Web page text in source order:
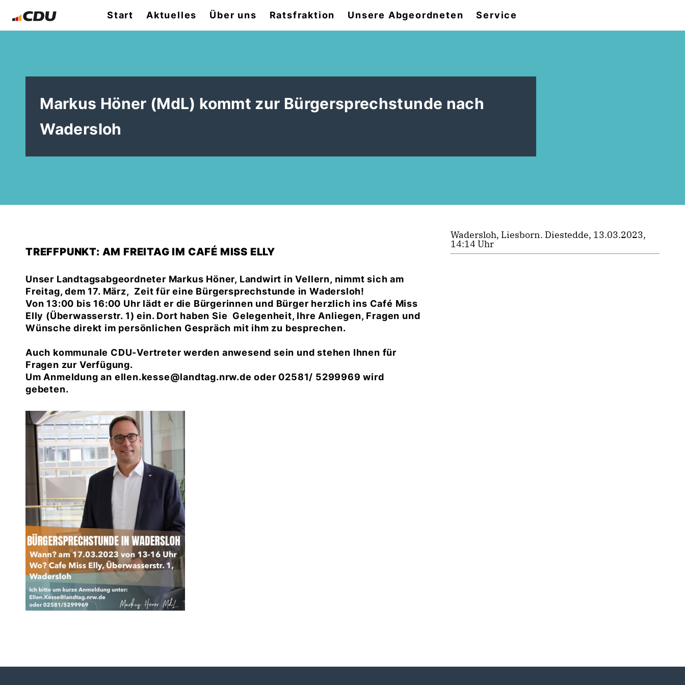
Start Aktuelles Über uns Ratsfraktion Unsere Abgeordneten Service
Markus Höner (MdL) kommt zur Bürgersprechstunde nach
Wadersloh
TREFFPUNKT: AM FREITAG IM CAFÉ MISS ELLY
Unser Landtagsabgeordneter Markus Höner, Landwirt in Vellern, nimmt sich am
Freitag, dem 17. März, Zeit für eine Bürgersprechstunde in Wadersloh!
Von 13:00 bis 16:00 Uhr lädt er die Bürgerinnen und Bürger herzlich ins Café Miss
Elly (Überwasserstr. 1) ein. Dort haben Sie Gelegenheit, Ihre Anliegen, Fragen und
Wünsche direkt im persönlichen Gespräch mit ihm zu besprechen.
Auch kommunale CDU-Vertreter werden anwesend sein und stehen Ihnen für
Fragen zur Verfügung.
Um Anmeldung an ellen.kesse@landtag.nrw.de oder 02581/ 5299969 wird
gebeten.
Wadersloh, Liesborn. Diestedde, 13.03.2023,
14:14 Uhr